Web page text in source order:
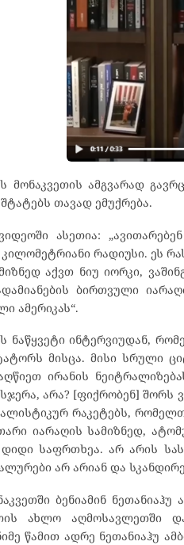
მონაკვეთის ამგვარად
თავად ემუქრება.
ასეთია:
რადიუსი. ეს
აქვთ ნიუ იორკი,
ბირთვული
ამერიკას“.
ნაწყვეტი ინტერვიუდან,
მისცა. მისი სრული
ირანის
არა? [ფიქრობენ] შორს
რაკეტებს,
იარაღის სამიზნედ,
საფრთხეა. არ არის
არ არიან და
ბენიამინ
ახლო აღმოსავლეთში
წამით ადრე ნეთანიაჰუ